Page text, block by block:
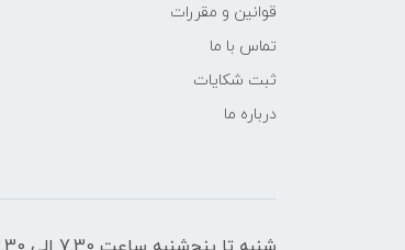
قوانین و مقررات
تماس با ما
ثبت شکایات
درباره ما